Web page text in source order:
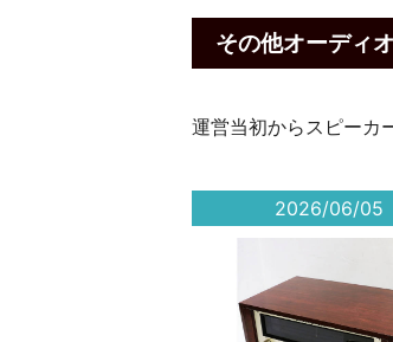
その他オーディ
運営当初からスピーカ
2026/06/05